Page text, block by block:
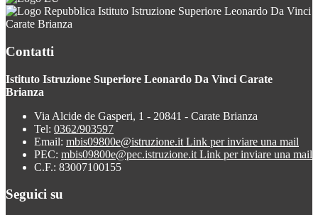
Istituto Istruzione Superiore Leonardo Da Vinci
Carate Brianza
Contatti
Istituto Istruzione Superiore Leonardo Da Vinci Carate
Brianza
Via Alcide de Gasperi, 1 - 20841 - Carate Brianza
Tel: 0362/903597
Email: mbis09800e@istruzione.it Link per inviare una mail
PEC: mbis09800e@pec.istruzione.it Link per inviare una mail
C.F.: 83007100155
Seguici su